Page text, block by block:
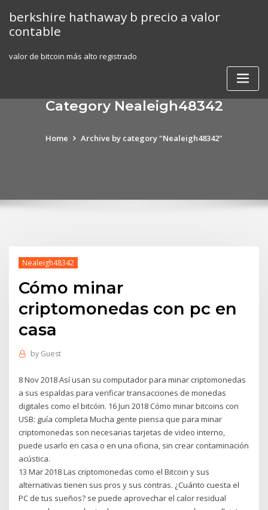
content
berkshire hathaway b precio a valor
contable
valor de bitcoin más alto registrado
Category Nealeigh48342
Home Archive by category "Nealeigh48342"
Nealeigh48342
Cómo minar
criptomonedas con pc en
casa
by Guest
8 Nov 2018 Así usan su computador para minar criptomonedas
a sus espaldas para verificar transacciones de monedas
digitales como el bitcóin. 16 Jun 2018 Cómo minar bitcoins con
USB: guía completa Mucha gente piensa que para minar
criptomonedas son necesarias tarjetas de video interno,
puede usarlo en casa o en una oficina, sin crear contaminación
acústica.
13 Mar 2018 Las criptomonedas como el Bitcoin y sus
alternativas tienen sus pros y sus contras. ¿Cuánto cuesta el
PC de tus sueños? se puede aprovechar el calor residual